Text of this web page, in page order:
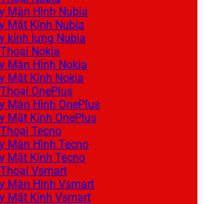
Màn Hình Nubia
Mặt Kính Nubia
kính lưng Nubia
Nokia
Màn Hình Nokia
Mặt Kính Nokia
OnePlus
Màn Hình OnePlus
Mặt Kính OnePlus
Tecno
Màn Hình Tecno
Mặt Kính Tecno
Vsmart
Màn Hình Vsmart
Mặt Kính Vsmart